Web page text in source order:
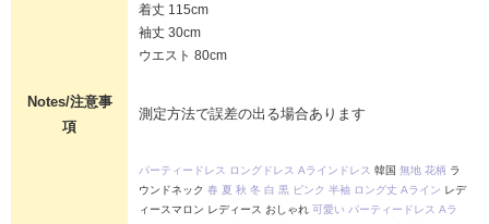
着丈 115cm
袖丈 30cm
ウエスト 80cm
Notes/注意事
項
測定方法で誤差の出る場合あります
パーティードレス ロングドレス Aラインドレス 韓国 無地 花柄 ラ
ウンドネック 春 夏 秋 冬 白 黒 ピンク 半袖 ロング丈 Aライン レデ
ィースマロン レディース おしゃれ 可愛い パーティードレス Aラ